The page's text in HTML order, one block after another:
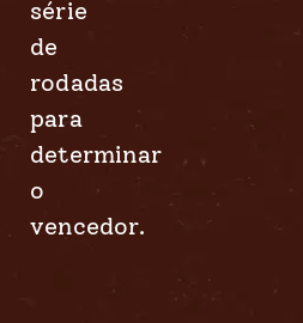
série
de
rodadas
para
determinar
o
vencedor.